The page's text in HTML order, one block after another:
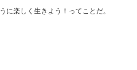
に楽しく生きよう！ってことだ。